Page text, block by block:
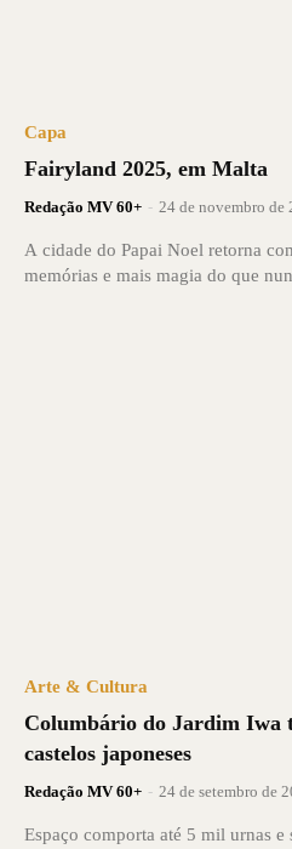
Capa
Fairyland 2025, em Malta
Redação MV 60+ - 24 de novembro de
A cidade do Papai Noel retorna
memórias e mais magia do que
Arte & Cultura
Columbário do Jardim Iwa
castelos japoneses
Redação MV 60+ - 24 de setembro de
Espaço comporta até 5 mil urnas e